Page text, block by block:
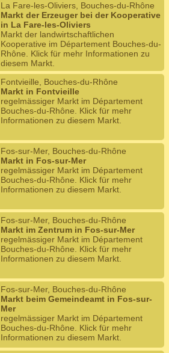
La Fare-les-Oliviers, Bouches-du-Rhône
Markt der Erzeuger bei der Kooperative
in La Fare-les-Oliviers
Markt der landwirtschaftlichen
Kooperative im Département Bouches-du-
Rhône. Klick für mehr Informationen zu
diesem Markt.
Fontvieille, Bouches-du-Rhône
Markt in Fontvieille
regelmässiger Markt im Département
Bouches-du-Rhône. Klick für mehr
Informationen zu diesem Markt.
Fos-sur-Mer, Bouches-du-Rhône
Markt in Fos-sur-Mer
regelmässiger Markt im Département
Bouches-du-Rhône. Klick für mehr
Informationen zu diesem Markt.
Fos-sur-Mer, Bouches-du-Rhône
Markt im Zentrum in Fos-sur-Mer
regelmässiger Markt im Département
Bouches-du-Rhône. Klick für mehr
Informationen zu diesem Markt.
Fos-sur-Mer, Bouches-du-Rhône
Markt beim Gemeindeamt in Fos-sur-
Mer
regelmässiger Markt im Département
Bouches-du-Rhône. Klick für mehr
Informationen zu diesem Markt.